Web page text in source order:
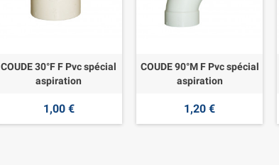
COUDE 30°F F Pvc spécial
aspiration
1,00 €
COUDE 90°M F Pvc spécial
aspiration
1,20 €